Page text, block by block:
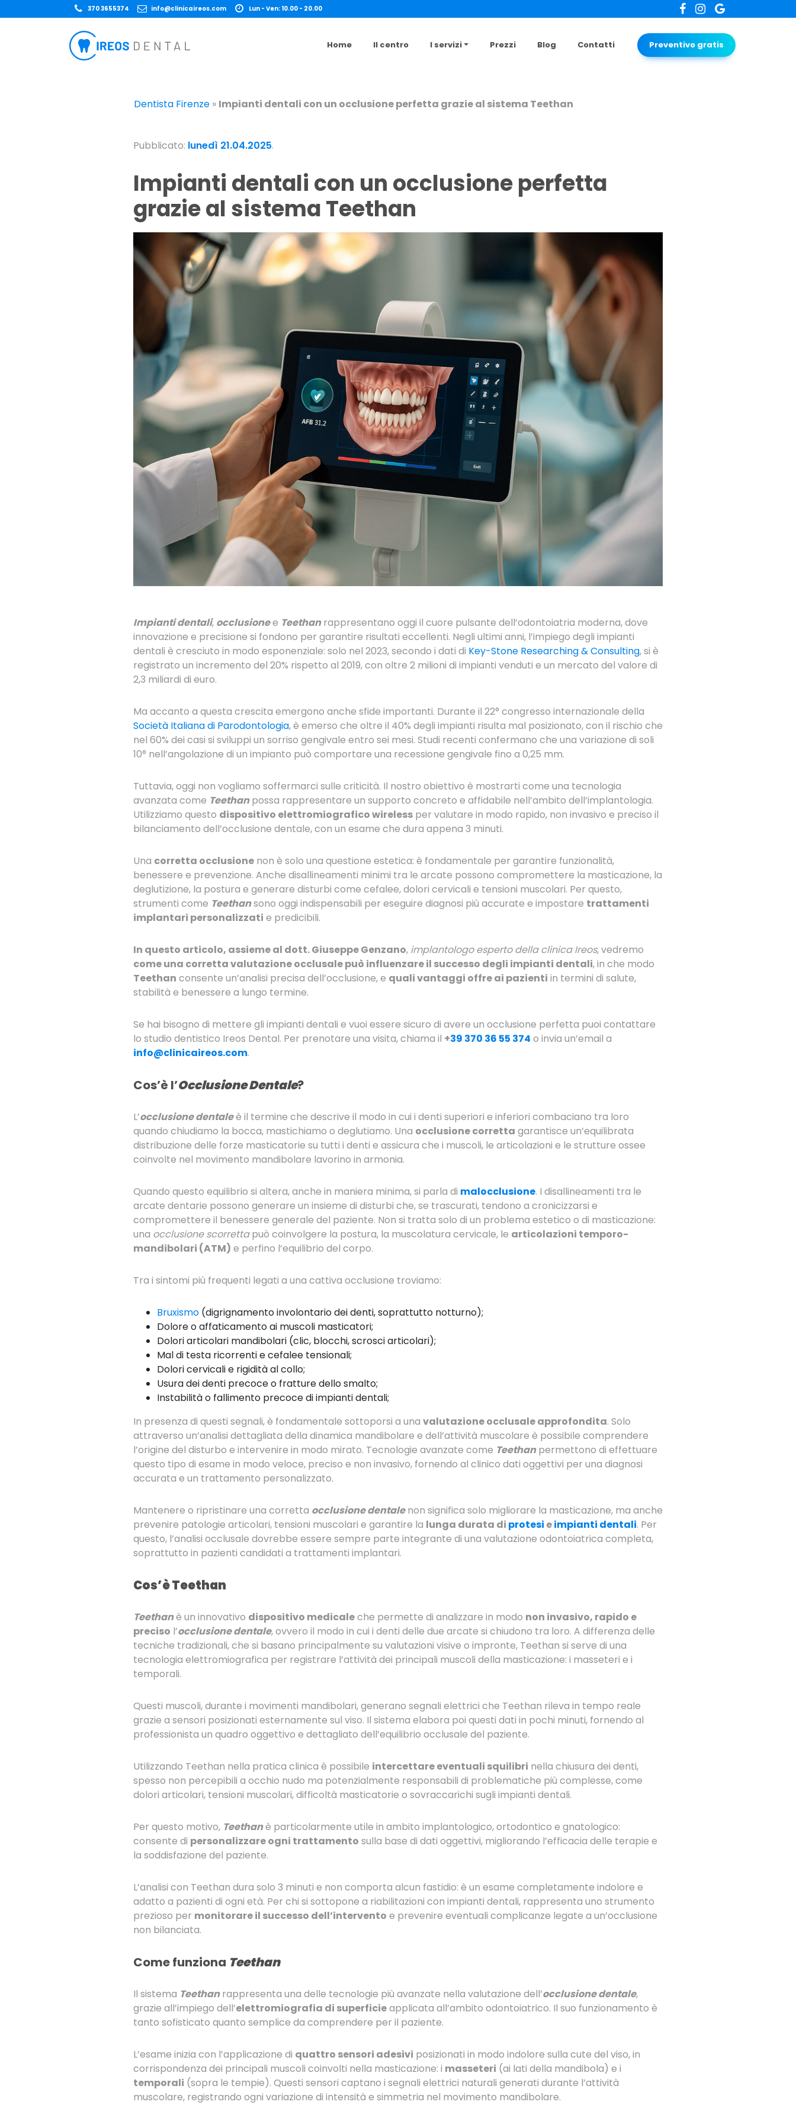
370 3655374 info@clinicaireos.com Lun - Ven: 10.00 - 20.00
Home Il centro I servizi Prezzi Blog Contatti Preventivo gratis
Dentista Firenze» Impianti dentali con un occlusione perfetta grazie al sistema Teethan
Pubblicato: lunedì 21.04.2025.
Impianti dentali con un occlusione perfetta
grazie al sistema Teethan
Impianti dentali, occlusionee Teethanrappresentano oggi il cuore pulsante dell’odontoiatria moderna, dove
innovazione e precisione si fondono per garantire risultati eccellenti. Negli ultimi anni, l’impiego degli impianti
dentali è cresciuto in modo esponenziale: solo nel 2023, secondo i dati di Key-Stone Researching & Consulting, si è
registrato un incremento del 20% rispetto al 2019, con oltre 2 milioni di impianti venduti e un mercato del valore di
2,3 miliardi di euro.
Ma accanto a questa crescita emergono anche sfide importanti. Durante il 22° congresso internazionale della
Società Italiana di Parodontologia, è emerso che oltre il 40% degli impianti risulta mal posizionato, con il rischio che
nel 60% dei casi si sviluppi un sorriso gengivale entro sei mesi. Studi recenti confermano che una variazione di soli
10° nell’angolazione di un impianto può comportare una recessione gengivale fino a 0,25 mm.
Tuttavia, oggi non vogliamo soffermarci sulle criticità. Il nostro obiettivo è mostrarti come una tecnologia
avanzata come Teethanpossa rappresentare un supporto concreto e affidabile nell’ambito dell’implantologia.
Utilizziamo questo dispositivo elettromiografico wirelessper valutare in modo rapido, non invasivo e preciso il
bilanciamento dell’occlusione dentale, con un esame che dura appena 3 minuti.
Una corretta occlusionenon è solo una questione estetica: è fondamentale per garantire funzionalità,
benessere e prevenzione. Anche disallineamenti minimi tra le arcate possono compromettere la masticazione, la
deglutizione, la postura e generare disturbi come cefalee, dolori cervicali e tensioni muscolari. Per questo,
strumenti come Teethansono oggi indispensabili per eseguire diagnosi più accurate e impostare trattamenti
implantari personalizzati e predicibili.
In questo articolo, assieme al dott. Giuseppe Genzano, implantologo esperto della clinica Ireos, vedremo
come una corretta valutazione occlusale può influenzare il successo degli impianti dentali, in che modo
Teethan consente un’analisi precisa dell’occlusione, e quali vantaggi offre ai pazienti in termini di salute,
stabilità e benessere a lungo termine.
Se hai bisogno di mettere gli impianti dentali e vuoi essere sicuro di avere un occlusione perfetta puoi contattare
lo studio dentistico Ireos Dental. Per prenotare una visita, chiama il +39 370 36 55 374 o invia un’email a
info@clinicaireos.com.
Cos’è l’Occlusione Dentale?
L’occlusione dentaleè il termine che descrive il modo in cui i denti superiori e inferiori combaciano tra loro
quando chiudiamo la bocca, mastichiamo o deglutiamo. Una occlusione corretta garantisce un’equilibrata
distribuzione delle forze masticatorie su tutti i denti e assicura che i muscoli, le articolazioni e le strutture ossee
coinvolte nel movimento mandibolare lavorino in armonia.
Quando questo equilibrio si altera, anche in maniera minima, si parla di malocclusione. I disallineamenti tra le
arcate dentarie possono generare un insieme di disturbi che, se trascurati, tendono a cronicizzarsi e
compromettere il benessere generale del paziente. Non si tratta solo di un problema estetico o di masticazione:
una occlusione scorrettapuò coinvolgere la postura, la muscolatura cervicale, le articolazioni temporo-
mandibolari (ATM) e perfino l’equilibrio del corpo.
Tra i sintomi più frequenti legati a una cattiva occlusione troviamo:
Bruxismo(digrignamento involontario dei denti, soprattutto notturno);
Dolore o affaticamento ai muscoli masticatori;
Dolori articolari mandibolari (clic, blocchi, scrosci articolari);
Mal di testa ricorrenti e cefalee tensionali;
Dolori cervicali e rigidità al collo;
Usura dei denti precoce o fratture dello smalto;
Instabilità o fallimento precoce di impianti dentali;
In presenza di questi segnali, è fondamentale sottoporsi a una valutazione occlusale approfondita. Solo
attraverso un’analisi dettagliata della dinamica mandibolare e dell’attività muscolare è possibile comprendere
l’origine del disturbo e intervenire in modo mirato. Tecnologie avanzate come Teethanpermettono di effettuare
questo tipo di esame in modo veloce, preciso e non invasivo, fornendo al clinico dati oggettivi per una diagnosi
accurata e un trattamento personalizzato.
Mantenere o ripristinare una corretta occlusione dentalenon significa solo migliorare la masticazione, ma anche
prevenire patologie articolari, tensioni muscolari e garantire la lunga durata di protesi eimpianti dentali. Per
questo, l’analisi occlusale dovrebbe essere sempre parte integrante di una valutazione odontoiatrica completa,
soprattutto in pazienti candidati a trattamenti implantari.
Cos’è Teethan
Teethanè un innovativo dispositivo medicaleche permette di analizzare in modo non invasivo, rapido e
preciso l’occlusione dentale, ovvero il modo in cui i denti delle due arcate si chiudono tra loro. A differenza delle
tecniche tradizionali, che si basano principalmente su valutazioni visive o impronte, Teethan si serve di una
tecnologia elettromiografica per registrare l’attività dei principali muscoli della masticazione: i masseteri e i
temporali.
Questi muscoli, durante i movimenti mandibolari, generano segnali elettrici che Teethan rileva in tempo reale
grazie a sensori posizionati esternamente sul viso. Il sistema elabora poi questi dati in pochi minuti, fornendo al
professionista un quadro oggettivo e dettagliato dell’equilibrio occlusale del paziente.
Utilizzando Teethan nella pratica clinica è possibile intercettare eventuali squilibri nella chiusura dei denti,
spesso non percepibili a occhio nudo ma potenzialmente responsabili di problematiche più complesse, come
dolori articolari, tensioni muscolari, difficoltà masticatorie o sovraccarichi sugli impianti dentali.
Per questo motivo, Teethanè particolarmente utile in ambito implantologico, ortodontico e gnatologico:
consente di personalizzare ogni trattamento sulla base di dati oggettivi, migliorando l’efficacia delle terapie e
la soddisfazione del paziente.
L’analisi con Teethan dura solo 3 minuti e non comporta alcun fastidio: è un esame completamente indolore e
adatto a pazienti di ogni età. Per chi si sottopone a riabilitazioni con impianti dentali, rappresenta uno strumento
prezioso per monitorare il successo dell’intervento e prevenire eventuali complicanze legate a un’occlusione
non bilanciata.
Come funziona Teethan
Il sistema Teethanrappresenta una delle tecnologie più avanzate nella valutazione dell’occlusione dentale,
grazie all’impiego dell’elettromiografia di superficieapplicata all’ambito odontoiatrico. Il suo funzionamento è
tanto sofisticato quanto semplice da comprendere per il paziente.
L’esame inizia con l’applicazione di quattro sensori adesivi posizionati in modo indolore sulla cute del viso, in
corrispondenza dei principali muscoli coinvolti nella masticazione: i masseteri (ai lati della mandibola) e i
temporali (sopra le tempie). Questi sensori captano i segnali elettrici naturali generati durante l’attività
muscolare, registrando ogni variazione di intensità e simmetria nel movimento mandibolare.